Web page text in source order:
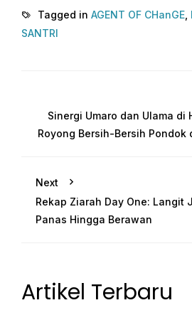
Tagged in AGENT OF CHanGE
SANTRI
Sinergi Umaro dan Ulama di
Royong Bersih-Bersih Pondok
Next
Rekap Ziarah Day One: Langit
Panas Hingga Berawan
Artikel Terbaru